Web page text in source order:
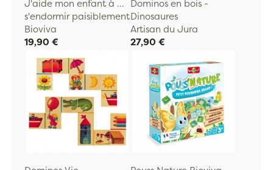
J'aide mon enfant à ...
s'endormir paisiblement
Bioviva
19,90 €
Dominos en bois -
Dinosaures
Artisan du Jura
27,90 €